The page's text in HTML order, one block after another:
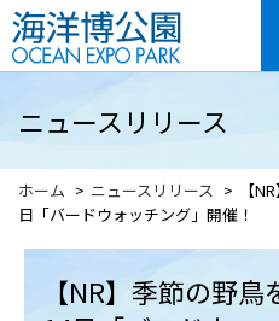
ニュースリリース
ホーム ニュースリリース
【
日「バードウォッチング」開催！
【NR】季節の野